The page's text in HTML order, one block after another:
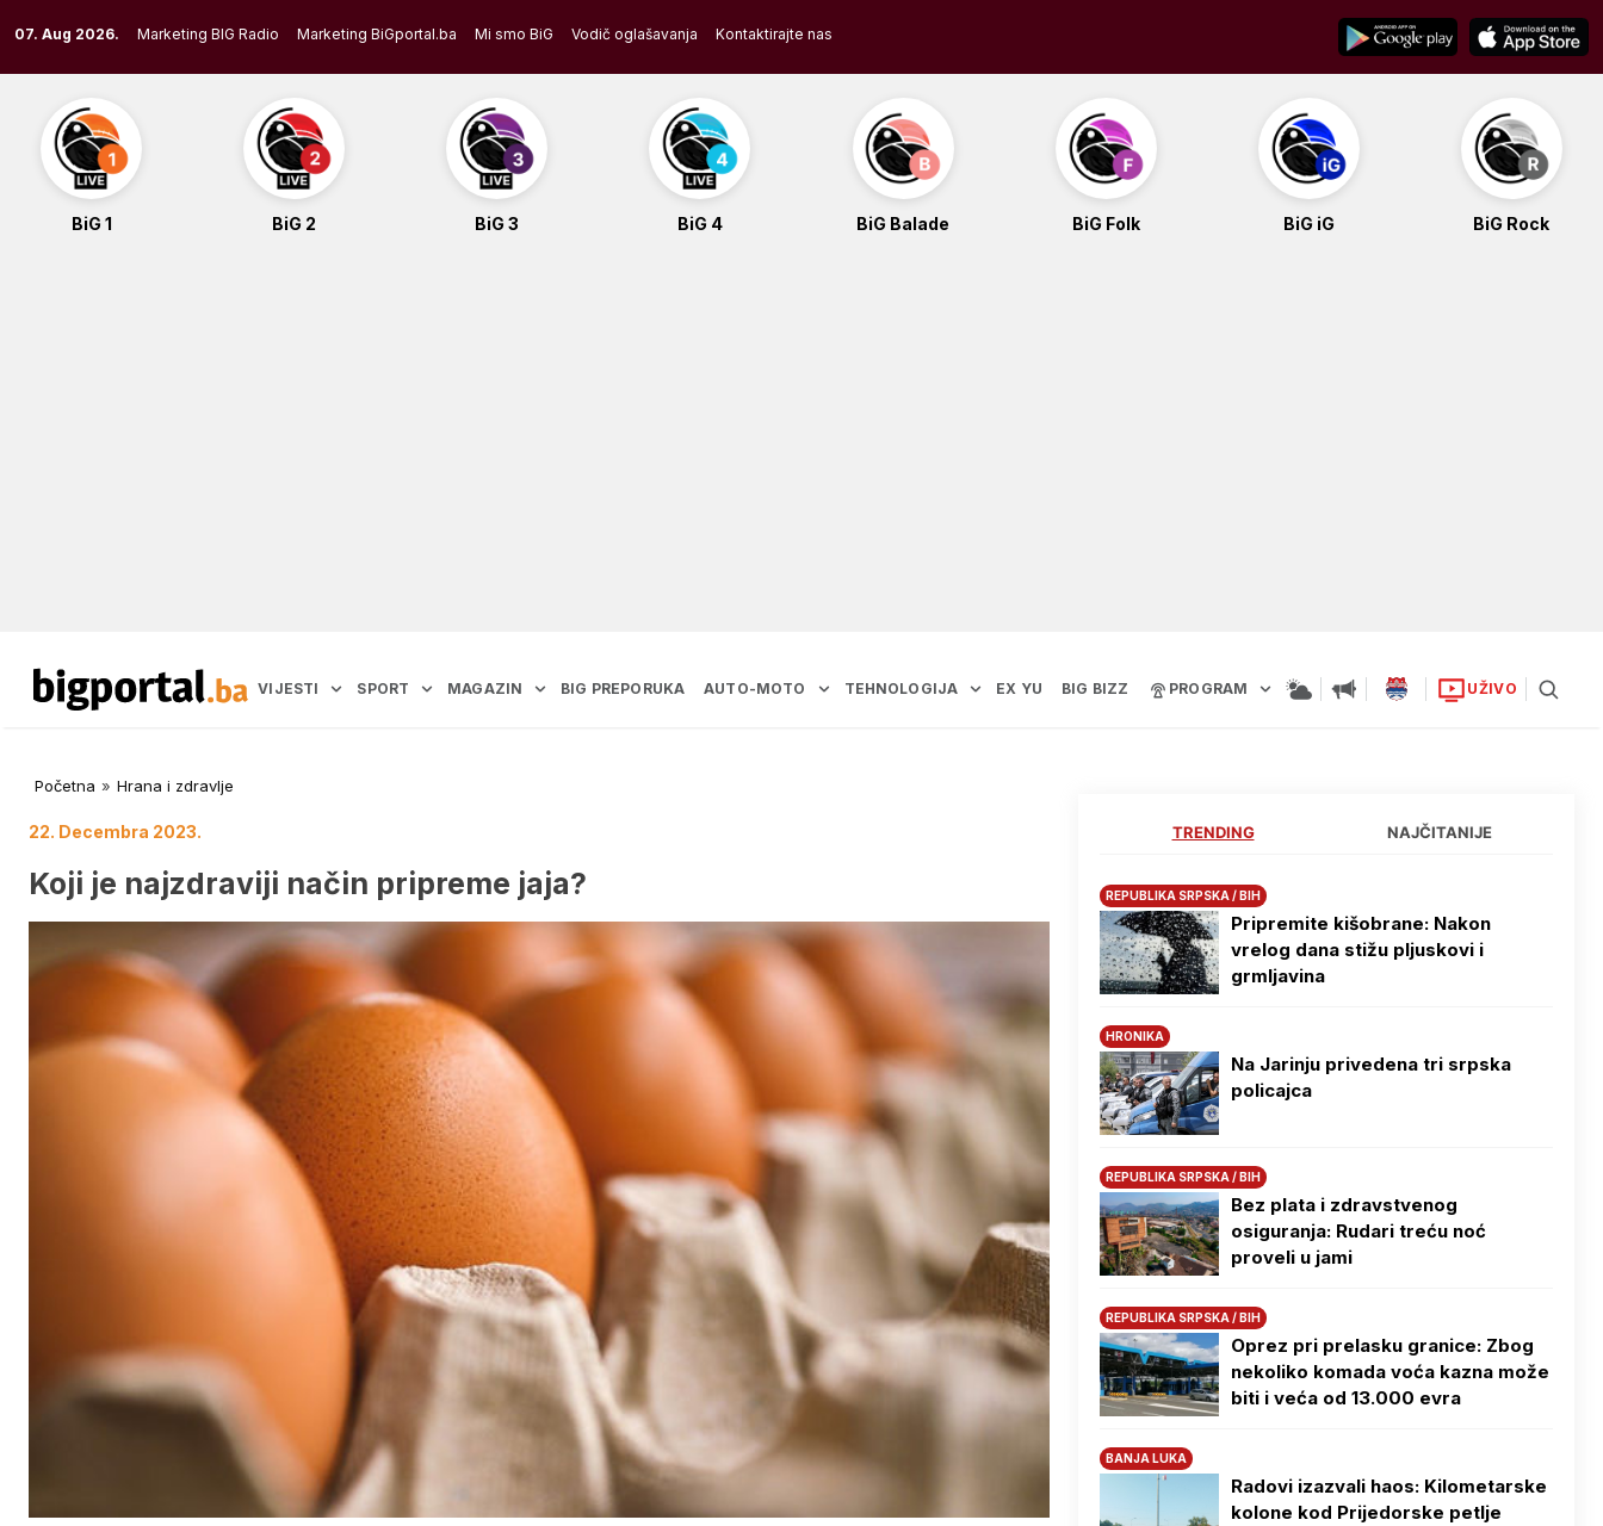
to
content
07. Aug 2026. Marketing BIG Radio Marketing BiGportal.ba Mi smo BiG Vodič oglašavanja Kontaktirajte nas
BiG 1 BiG 2 BiG 3 BiG 4 BiG Balade BiG Folk BiG iG BiG Rock
VIJESTI SPORT MAGAZIN BIG PREPORUKA AUTO-MOTO TEHNOLOGIJA EX YU BIG BIZZ PROGRAM UŽIVO
Početna » Hrana i zdravlje
22. Decembra 2023.
Koji je najzdraviji način pripreme jaja?
TRENDING NAJČITANIJE
REPUBLIKA SRPSKA / BIH
Pripremite kišobrane: Nakon
vrelog dana stižu pljuskovi i
grmljavina
HRONIKA
Na Јarinju privedena tri srpska
policajca
REPUBLIKA SRPSKA / BIH
Bez plata i zdravstvenog
osiguranja: Rudari treću noć
proveli u jami
REPUBLIKA SRPSKA / BIH
Oprez pri prelasku granice: Zbog
nekoliko komada voća kazna može
biti i veća od 13.000 evra
BANJA LUKA
Radovi izazvali haos: Kilometarske
kolone kod Prijedorske petlje